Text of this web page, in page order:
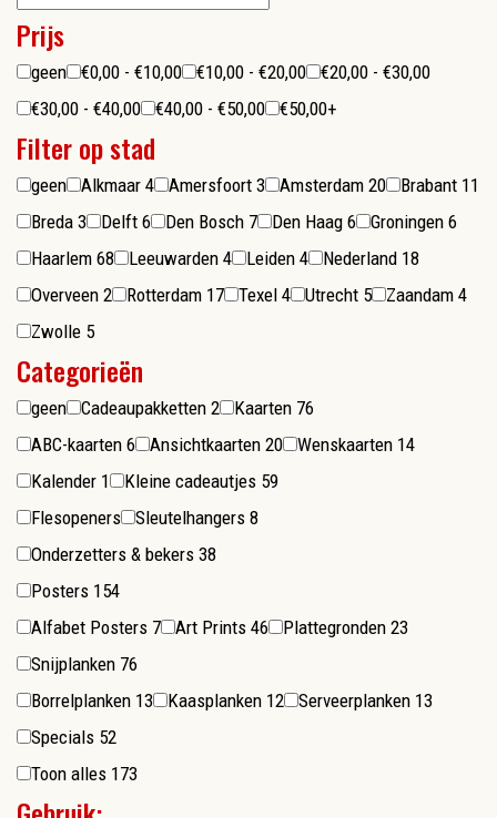
Prijs
geen €0,00 - €10,00 €10,00 - €20,00
€20,00 - €30,00
€30,00 - €40,00
€40,00 - €50,00 €50,00+
Filter op stad
geen Alkmaar 4 Amersfoort 3 Amsterdam 20 Brabant 11
Breda 3 Delft 6 Den Bosch 7 Den Haag 6 Groningen 6
Haarlem 68 Leeuwarden 4 Leiden 4 Nederland 18
Overveen 2 Rotterdam 17 Texel 4 Utrecht 5 Zaandam 4
Zwolle 5
Categorieën
geen Cadeaupakketten 2 Kaarten 76
ABC-kaarten 6 Ansichtkaarten 20 Wenskaarten 14
Kalender 1 Kleine cadeautjes 59
Flesopeners
Sleutelhangers 8
Onderzetters & bekers 38
Posters 154
Alfabet Posters 7 Art Prints 46 Plattegronden 23
Snijplanken 76
Borrelplanken 13 Kaasplanken 12 Serveerplanken 13
Specials 52
Toon alles 173